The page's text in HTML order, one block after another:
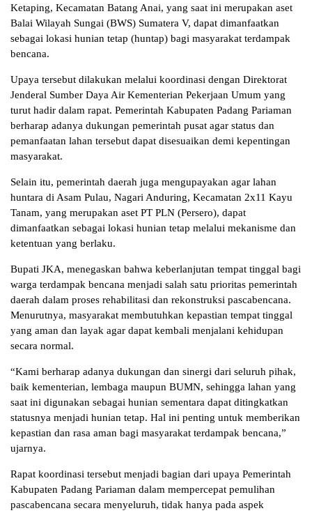
Ketaping, Kecamatan Batang Anai, yang saat ini merupakan aset
Balai Wilayah Sungai (BWS) Sumatera V, dapat dimanfaatkan
sebagai lokasi hunian tetap (huntap) bagi masyarakat terdampak
bencana.
Upaya tersebut dilakukan melalui koordinasi dengan Direktorat
Jenderal Sumber Daya Air Kementerian Pekerjaan Umum yang
turut hadir dalam rapat. Pemerintah Kabupaten Padang Pariaman
berharap adanya dukungan pemerintah pusat agar status dan
pemanfaatan lahan tersebut dapat disesuaikan demi kepentingan
masyarakat.
Selain itu, pemerintah daerah juga mengupayakan agar lahan
huntara di Asam Pulau, Nagari Anduring, Kecamatan 2x11 Kayu
Tanam, yang merupakan aset PT PLN (Persero), dapat
dimanfaatkan sebagai lokasi hunian tetap melalui mekanisme dan
ketentuan yang berlaku.
Bupati JKA, menegaskan bahwa keberlanjutan tempat tinggal bagi
warga terdampak bencana menjadi salah satu prioritas pemerintah
daerah dalam proses rehabilitasi dan rekonstruksi pascabencana.
Menurutnya, masyarakat membutuhkan kepastian tempat tinggal
yang aman dan layak agar dapat kembali menjalani kehidupan
secara normal.
“Kami berharap adanya dukungan dan sinergi dari seluruh pihak,
baik kementerian, lembaga maupun BUMN, sehingga lahan yang
saat ini digunakan sebagai hunian sementara dapat ditingkatkan
statusnya menjadi hunian tetap. Hal ini penting untuk memberikan
kepastian dan rasa aman bagi masyarakat terdampak bencana,”
ujarnya.
Rapat koordinasi tersebut menjadi bagian dari upaya Pemerintah
Kabupaten Padang Pariaman dalam mempercepat pemulihan
pascabencana secara menyeluruh, tidak hanya pada aspek